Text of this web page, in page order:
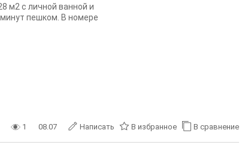
м2 с личной ванной и
пешком. В номере
1 08.07 Написать В избранное В сравнение